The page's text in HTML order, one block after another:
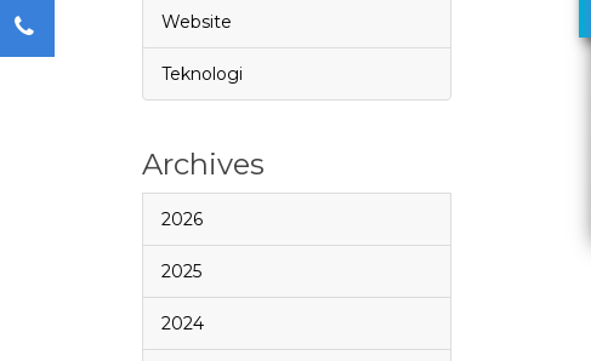
Website
Teknologi
Archives
2026
2025
2024